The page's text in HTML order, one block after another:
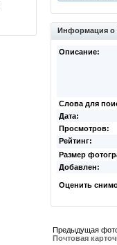
Информация о
Описание:
Слова для
Дата:
Просмотров:
Рейтинг:
Размер
Добавлен:
Оценить
Предыдущая
Почтовая